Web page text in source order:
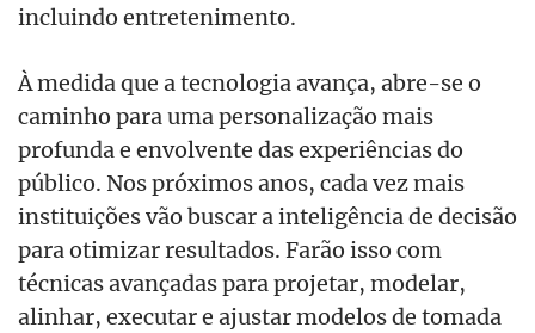
incluindo entretenimento.​​​
​​À medida que a tecnologia avança, abre-se o
caminho para uma personalização mais
profunda e envolvente das experiências do
público. Nos próximos anos, cada vez mais
instituições vão buscar a inteligência de decisão
para otimizar resultados. Farão isso com
técnicas avançadas para projetar, modelar,
alinhar, executar e ajustar modelos de tomada